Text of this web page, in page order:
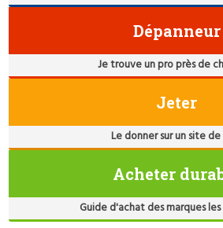
Dépanneur
Je trouve un pro près de
Jeter
Le donner sur un site
Acheter
Guide d'achat des marques